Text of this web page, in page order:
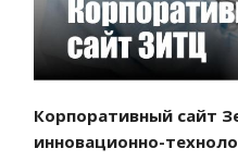
Корпоративный сайт
инновационно-